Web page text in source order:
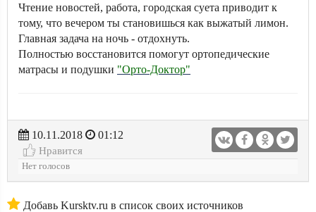
Чтение новостей, работа, городская суета приводит к
тому, что вечером ты становишься как выжатый лимон.
Главная задача на ночь - отдохнуть.
Полностью восстановится помогут ортопедические
матрасы и подушки "Орто-Доктор"
10.11.2018
01:12
Нравится
Нет голосов
Добавь Kursktv.ru в список своих источников